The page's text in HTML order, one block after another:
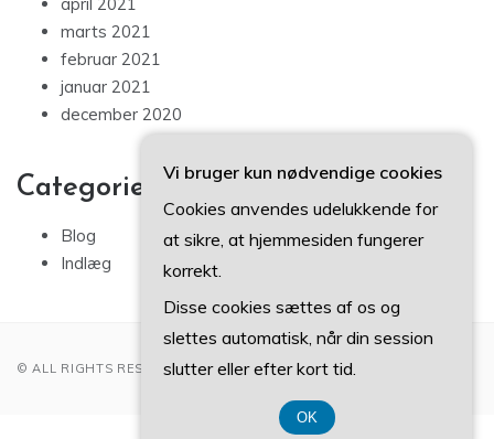
marts 2021
februar 2021
januar 2021
december 2020
Categories
Blog
Indlæg
© ALL RIGHTS RESERVED 2022
Vi bruger kun nødvendige cookies
Cookies anvendes udelukkende for
at sikre, at hjemmesiden fungerer
korrekt.
Disse cookies sættes af os og
slettes automatisk, når din session
slutter eller efter kort tid.
OK